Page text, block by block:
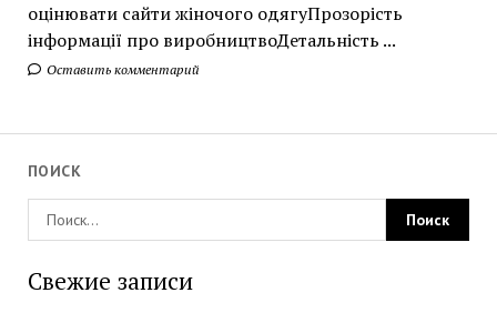
оцінювати сайти жіночого одягуПрозорість
інформації про виробництвоДетальність ...
Оставить комментарий
ПОИСК
Свежие записи